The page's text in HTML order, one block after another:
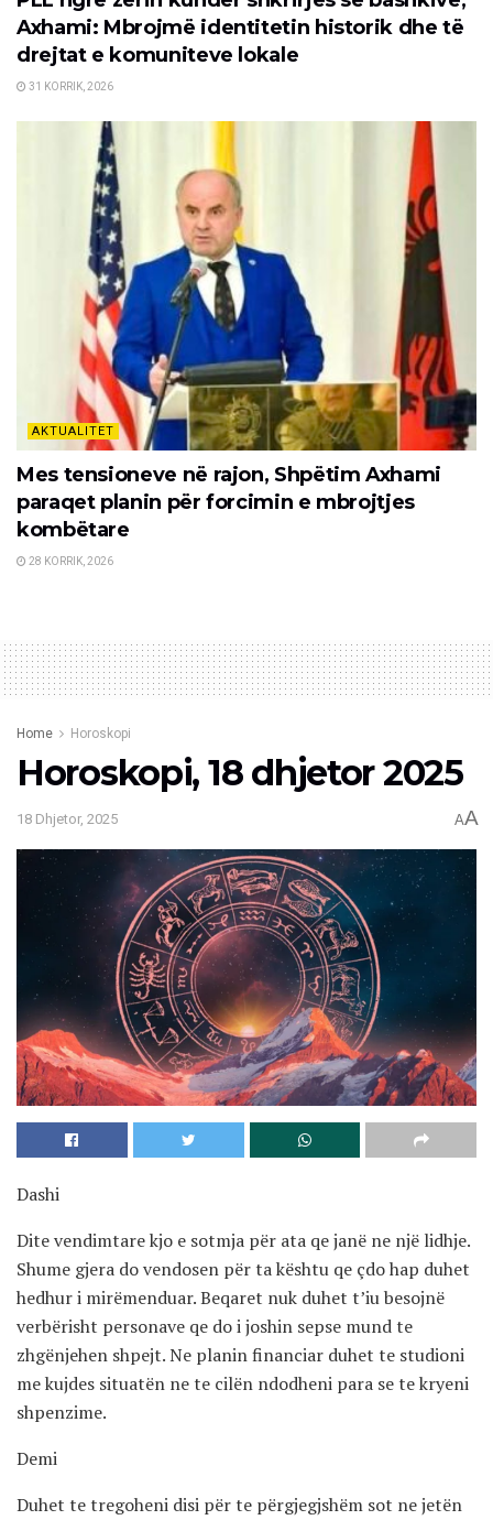
Axhami: Mbrojmë identitetin historik dhe të
drejtat e komuniteve lokale
31 KORRIK, 2026
AKTUALITET
Mes tensioneve në rajon, Shpëtim Axhami
paraqet planin për forcimin e mbrojtjes
kombëtare
28 KORRIK, 2026
Home Horoskopi
Horoskopi, 18 dhjetor 2025
18 Dhjetor, 2025 AA
Dashi
Dite vendimtare kjo e sotmja për ata qe janë ne një lidhje.
Shume gjera do vendosen për ta kështu qe çdo hap duhet
hedhur i mirëmenduar. Beqaret nuk duhet t’iu besojnë
verbërisht personave qe do i joshin sepse mund te
zhgënjehen shpejt. Ne planin financiar duhet te studioni
me kujdes situatën ne te cilën ndodheni para se te kryeni
shpenzime.
Demi
Duhet te tregoheni disi për te përgjegjshëm sot ne jetën